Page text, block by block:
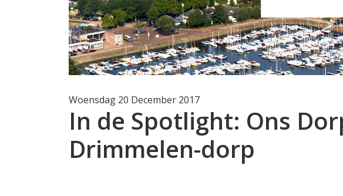
Woensdag 20 December 2017
In de Spotlight: Ons
Drimmelen-dorp